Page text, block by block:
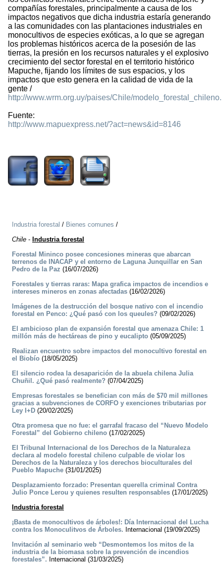
compañías forestales, principalmente a causa de los
impactos negativos que dicha industria estaría generando
a las comunidades con las plantaciones industriales en
monocultivos de especies exóticas, a lo que se agregan
los problemas históricos acerca de la posesión de las
tierras, la presión en los recursos naturales y el explosivo
crecimiento del sector forestal en el territorio histórico
Mapuche, fijando los límites de sus espacios, y los
impactos que esto genera en la calidad de vida de la
gente /
http://www.wrm.org.uy/paises/Chile/
Fuente:
http://www.mapuexpress.net/?act=news&id=8146
Industria forestal / Bienes comunes /
Chile - Industria forestal
Forestal Mininco posee concesiones mineras que abarcan
terrenos de INACAP y el entorno de Laguna Junquillar en San
Pedro de la Paz (16/07/2026)
Forestales y tierras raras: Mapa grafica impactos de incendios e
intereses mineros en zonas afectadas (16/02/2026)
Imágenes de la destrucción del bosque nativo con el incendio
forestal en Penco: ¿Qué pasó con los queules? (09/02/2026)
El ambicioso plan de expansión forestal que amenaza Chile: 1
millón más de hectáreas de pino y eucalipto (05/09/2025)
Realizan encuentro sobre impactos del monocultivo forestal en
el Biobío (18/05/2025)
El silencio rodea la desaparición de la abuela chilena Julia
Chuñil. ¿Qué pasó realmente? (07/04/2025)
Empresas forestales se benefician con más de $70 mil millones
gracias a subvenciones de CORFO y exenciones tributarias por
Ley I+D (20/02/2025)
Otra promesa que no fue: el garrafal fracaso del “Nuevo Modelo
Forestal” del Gobierno chileno (17/02/2025)
El Tribunal Internacional de los Derechos de la Naturaleza
declara al modelo forestal chileno culpable de violar los
Derechos de la Naturaleza y los derechos bioculturales del
Pueblo Mapuche (31/01/2025)
Desplazamiento forzado: Presentan querella criminal Contra
Julio Ponce Lerou y quienes resulten responsables (17/01/2025)
Industria forestal
¡Basta de monocultivos de árboles!: Día Internacional del Lucha
contra los Monoculitvos de Árboles. Internacional (19/09/2025)
Invitación al seminario web “Desmontemos los mitos de la
industria de la biomasa sobre la prevención de incendios
forestales”. Internacional (31/03/2025)